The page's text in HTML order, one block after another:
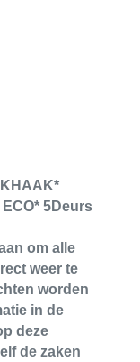
5Deurs
om alle
weer te
worden
in de
deze
de zaken